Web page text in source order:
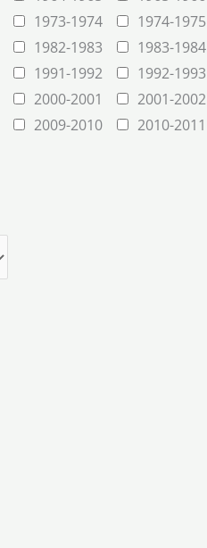
1973-1974 1974-1975
1982-1983 1983-1984
1991-1992 1992-1993
2000-2001 2001-2002
2009-2010 2010-2011